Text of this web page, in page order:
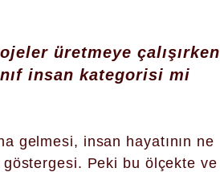
üretmeye çalışırken
insan kategorisi mi
gelmesi, insan hayatının ne
Peki bu ölçekte ve